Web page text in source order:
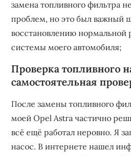
замена топливного фильтра
проблем, но это был важный
восстановлению нормальной
системы моего автомобиля;
Проверка топливного
самостоятельная
После замены топливного
моей Opel Astra частично
всё ещё работал неровно. Я
насос. В интернете нашел